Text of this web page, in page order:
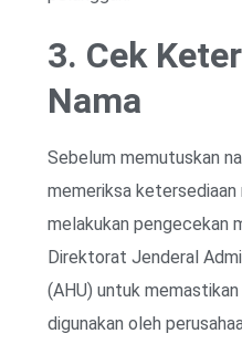
3. Cek
Nama
Sebelum memutuskan
memeriksa
melakukan pengecekan
Direktorat Jenderal
(AHU) untuk
digunakan oleh